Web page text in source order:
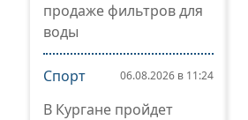
продаже фильтров для
воды
Спорт 06.08.2026 в 11:24
В Кургане пройдет